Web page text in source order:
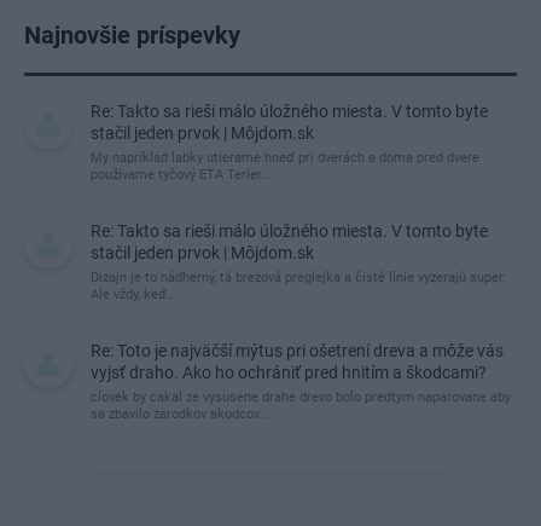
Najnovšie príspevky
Re: Takto sa rieši málo úložného miesta. V tomto byte
stačil jeden prvok | Môjdom.sk
My napríklad labky utierame hneď pri dverách a doma pred dvere
používame tyčový ETA Terier…
Re: Takto sa rieši málo úložného miesta. V tomto byte
stačil jeden prvok | Môjdom.sk
Dizajn je to nádherný, tá brezová preglejka a čisté línie vyzerajú super.
Ale vždy, keď…
Re: Toto je najväčší mýtus pri ošetrení dreva a môže vás
vyjsť draho. Ako ho ochrániť pred hnitím a škodcami?
clovek by cakal ze vysusene drahe drevo bolo predtym naparovane aby
sa zbavilo zarodkov skodcov...